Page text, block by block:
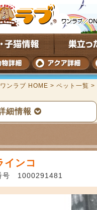
ンラブ HOME > ペット一覧 >
細情報
インコ
号 1000291481